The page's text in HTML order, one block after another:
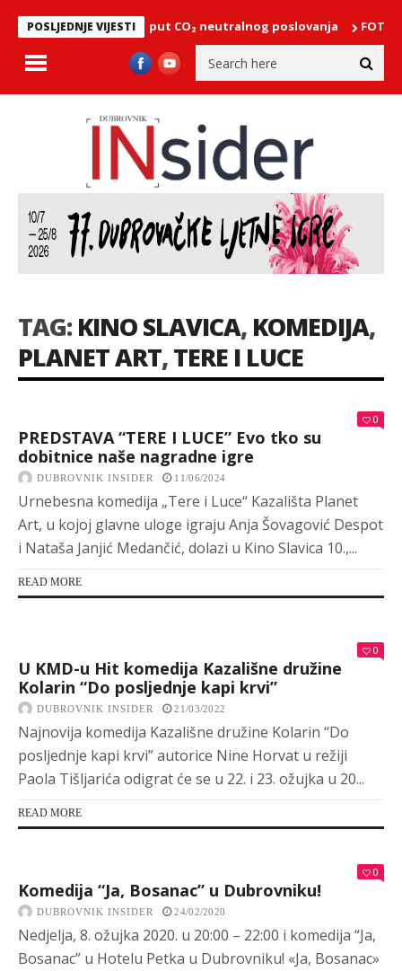
POSLJEDNJE VIJESTI
Ploče nastavlja put CO₂ neutralnog poslovanja FOTO –
TAG:KINO SLAVICA, KOMEDIJA,
PLANET ART,TERE I LUCE
0
PREDSTAVA “TERE I LUCE” Evo tko su
dobitnice naše nagradne igre
DUBROVNIK INSIDER 11/06/2024
Urnebesna komedija „Tere i Luce“ Kazališta Planet
Art, u kojoj glavne uloge igraju Anja Šovagović Despot
i Nataša Janjić Medančić, dolazi u Kino Slavica 10.,...
READ MORE
0
U KMD-u Hit komedija Kazališne družine
Kolarin “Do posljednje kapi krvi”
DUBROVNIK INSIDER 21/03/2022
Najnovija komedija Kazališne družine Kolarin “Do
posljednje kapi krvi” autorice Nine Horvat u režiji
Paola Tišljarića odigrat će se u 22. i 23. ožujka u 20...
READ MORE
0
Komedija “Ja, Bosanac” u Dubrovniku!
DUBROVNIK INSIDER 24/02/2020
Nedjelja, 8. ožujka 2020. u 20:00 – 22:00 i komedija “Ja,
Bosanac” u Hotelu Petka u Dubrovniku! «Ja, Bosanac»